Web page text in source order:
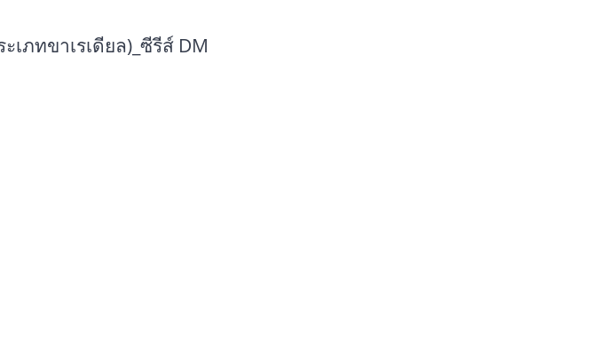
เภทขาเรเดียล)_ซีรีส์ DM